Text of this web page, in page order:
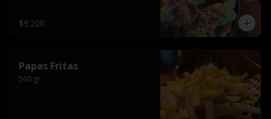
$9.200
Papas Fritas
500 gr.